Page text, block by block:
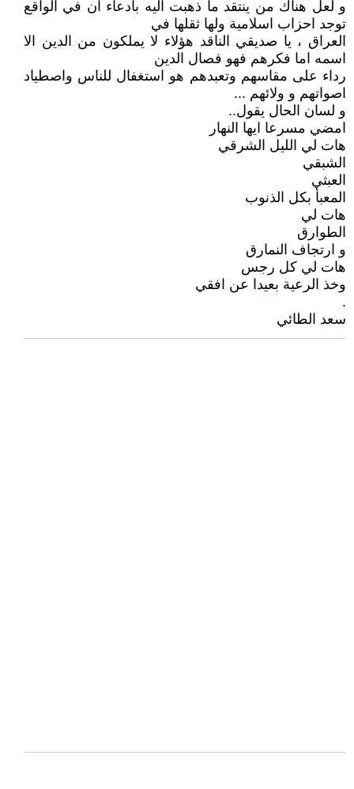
و لعل هناك من ينتقد ما ذهبت اليه بادعاء ان في الواقع
توجد احزاب اسلامية ولها ثقلها في
العراق ، يا صديقي الناقد هؤلاء لا يملكون من الدين الا
اسمه اما فكرهم فهو فصال الدين
رداء على مقاسهم وتعبدهم هو استغفال للناس واصطياد
اصواتهم و ولائهم ...
و لسان الحال يقول..
امضي مسرعا ايها النهار
هات لي الليل الشرقي
الشبقي
العبثي
المعبأ بكل الذنوب
هات لي
الطوارق
و ارتجاف النمارق
هات لي كل رجس
وخذ الرعية بعيدا عن افقي
.
سعد الطائي